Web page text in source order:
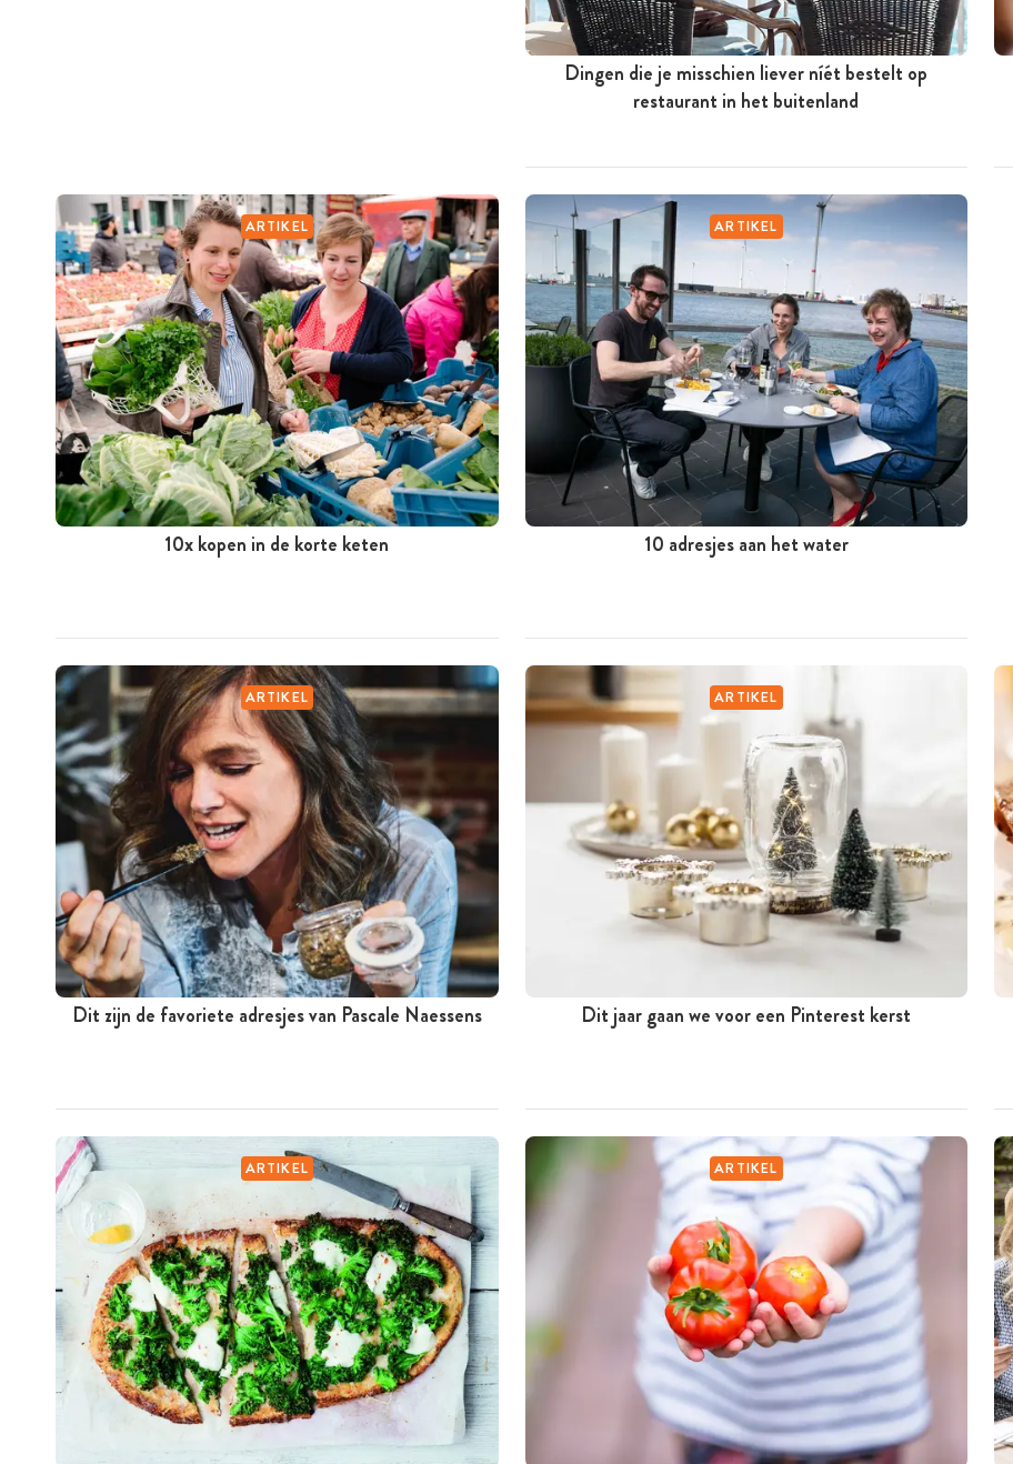
Dingen die je misschien liever níét bestelt op
restaurant in het buitenland
ARTIKEL
10x kopen in de korte keten
ARTIKEL
10 adresjes aan het water
ARTIKEL
Dit zijn de favoriete adresjes van Pascale Naessens
ARTIKEL
Dit jaar gaan we voor een Pinterest kerst
ARTIKEL ARTIKEL